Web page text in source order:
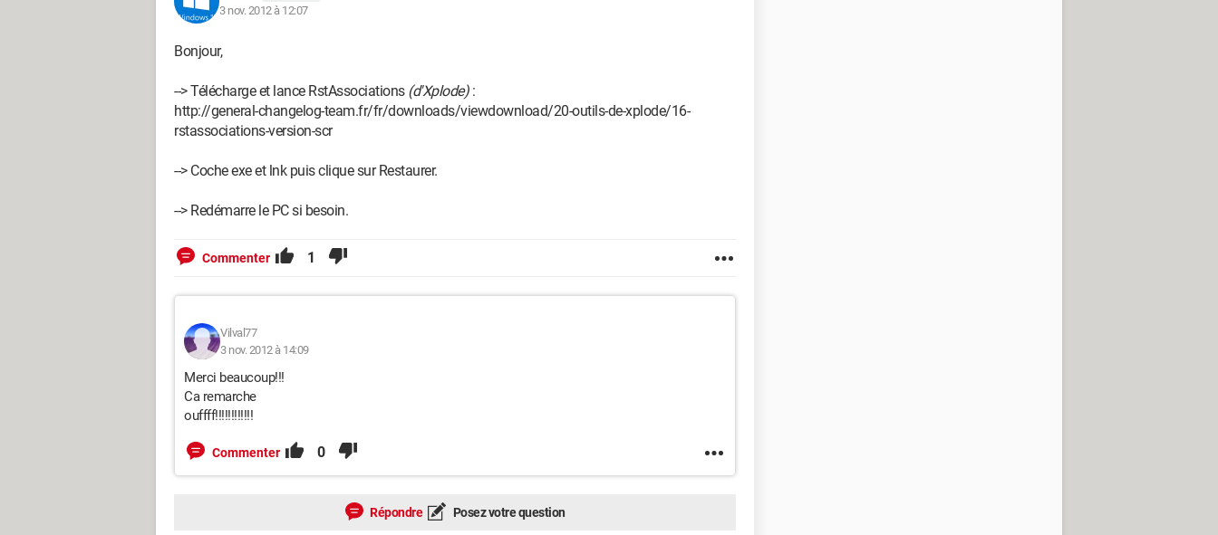
3 nov. 2012 à 12:07
Bonjour,
--> Télécharge et lance RstAssociations (d'Xplode):
http://general-changelog-team.fr/fr/downloads/viewdownload/20-outils-de-xplode/16-
rstassociations-version-scr
--> Coche exe et lnk puis clique sur Restaurer.
--> Redémarre le PC si besoin.
Commenter 1
Vilval77
3 nov. 2012 à 14:09
Merci beaucoup!!!
Ca remarche
ouffff!!!!!!!!!!!!
Commenter 0
Répondre Posez votre question